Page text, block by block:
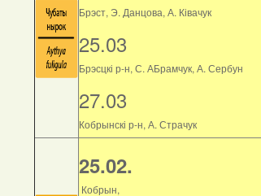
Брэст, Э. Данцова, А. Ківачук
25.03
Брэсцкі р-н, С. АБрамчук, А. Сербун
27.03
Кобрынскі р-н, А. Страчук
25.02.
Кобрын,